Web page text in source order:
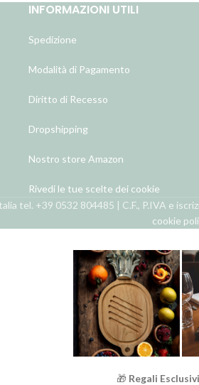
INFORMAZIONI UTILI
Spedizione
Modalità di Pagamento
Diritto di Recesso
Dropshipping
Nostro store Amazon
Rivedi le tue scelte dei cookie
tel. +39 0532 804485 | C.F., P.IVA e
cookie
🎁 Regali